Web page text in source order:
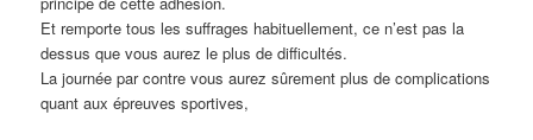
Et remporte tous les suffrages habituellement, ce n’est pas la
dessus que vous aurez le plus de difficultés.
La journée par contre vous aurez sûrement plus de complications
quant aux épreuves sportives,